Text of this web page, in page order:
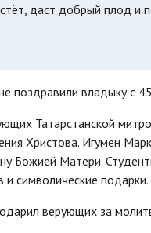
даст добрый плод и
поздравили владыку с
Татарстанской
Христова. Игумен
Божией Матери.
символические подарки.
верующих за